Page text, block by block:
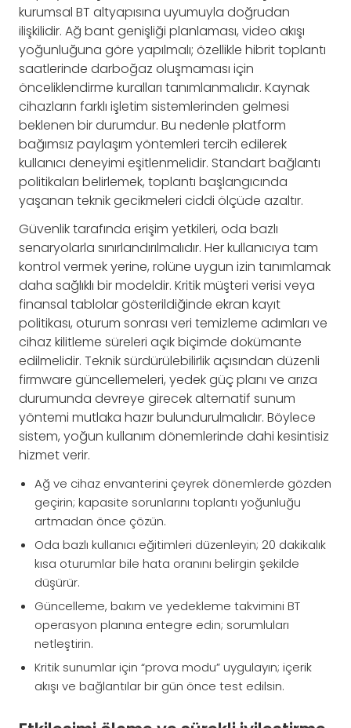
kurumsal BT altyapısına uyumuyla doğrudan
ilişkilidir. Ağ bant genişliği planlaması, video akışı
yoğunluğuna göre yapılmalı; özellikle hibrit toplantı
saatlerinde darboğaz oluşmaması için
önceliklendirme kuralları tanımlanmalıdır. Kaynak
cihazların farklı işletim sistemlerinden gelmesi
beklenen bir durumdur. Bu nedenle platform
bağımsız paylaşım yöntemleri tercih edilerek
kullanıcı deneyimi eşitlenmelidir. Standart bağlantı
politikaları belirlemek, toplantı başlangıcında
yaşanan teknik gecikmeleri ciddi ölçüde azaltır.
Güvenlik tarafında erişim yetkileri, oda bazlı
senaryolarla sınırlandırılmalıdır. Her kullanıcıya tam
kontrol vermek yerine, rolüne uygun izin tanımlamak
daha sağlıklı bir modeldir. Kritik müşteri verisi veya
finansal tablolar gösterildiğinde ekran kayıt
politikası, oturum sonrası veri temizleme adımları ve
cihaz kilitleme süreleri açık biçimde dokümante
edilmelidir. Teknik sürdürülebilirlik açısından düzenli
firmware güncellemeleri, yedek güç planı ve arıza
durumunda devreye girecek alternatif sunum
yöntemi mutlaka hazır bulundurulmalıdır. Böylece
sistem, yoğun kullanım dönemlerinde dahi kesintisiz
hizmet verir.
Ağ ve cihaz envanterini çeyrek dönemlerde gözden
geçirin; kapasite sorunlarını toplantı yoğunluğu
artmadan önce çözün.
Oda bazlı kullanıcı eğitimleri düzenleyin; 20 dakikalık
kısa oturumlar bile hata oranını belirgin şekilde
düşürür.
Güncelleme, bakım ve yedekleme takvimini BT
operasyon planına entegre edin; sorumluları
netleştirin.
Kritik sunumlar için “prova modu” uygulayın; içerik
akışı ve bağlantılar bir gün önce test edilsin.